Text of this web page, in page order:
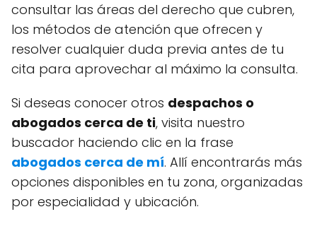
consultar las áreas del derecho que cubren,
los métodos de atención que ofrecen y
resolver cualquier duda previa antes de tu
cita para aprovechar al máximo la consulta.
Si deseas conocer otros despachos o
abogados cerca de ti, visita nuestro
buscador haciendo clic en la frase
abogados cerca de mí. Allí encontrarás más
opciones disponibles en tu zona, organizadas
por especialidad y ubicación.